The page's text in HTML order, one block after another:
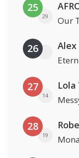
25
29 Our
26 Alex
27
14
Lola
28
19